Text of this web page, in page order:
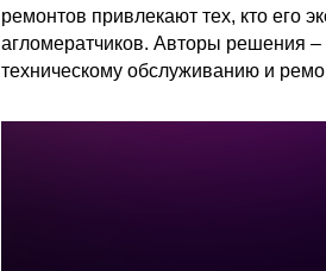
ремонтов привлекают тех, кто его
агломератчиков. Авторы решения
техническому обслуживанию и